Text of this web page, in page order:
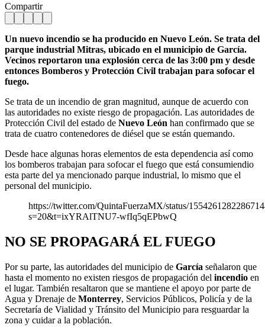
Compartir
Un nuevo incendio se ha producido en Nuevo León. Se trata del
parque industrial Mitras, ubicado en el municipio de García.
Vecinos reportaron una explosión cerca de las 3:00 pm y desde
entonces Bomberos y Protección Civil trabajan para sofocar el
fuego.
Se trata de un incendio de gran magnitud, aunque de acuerdo con
las autoridades no existe riesgo de propagación. Las autoridades de
Protección Civil del estado de Nuevo León han confirmado que se
trata de cuatro contenedores de diésel que se están quemando.
Desde hace algunas horas elementos de esta dependencia así como
los bomberos trabajan para sofocar el fuego que está consumiendio
esta parte del ya mencionado parque industrial, lo mismo que el
personal del municipio.
https://twitter.com/QuintaFuerzaMX/status/
s=20&t=ixYRAlTNU7-wfIq5qEPbwQ
NO SE PROPAGARÁ EL FUEGO
Por su parte, las autoridades del municipio de García señalaron que
hasta el momento no existen riesgos de propagación del incendio en
el lugar. También resaltaron que se mantiene el apoyo por parte de
Agua y Drenaje de Monterrey, Servicios Públicos, Policía y de la
Secretaría de Vialidad y Tránsito del Municipio para resguardar la
zona y cuidar a la población.